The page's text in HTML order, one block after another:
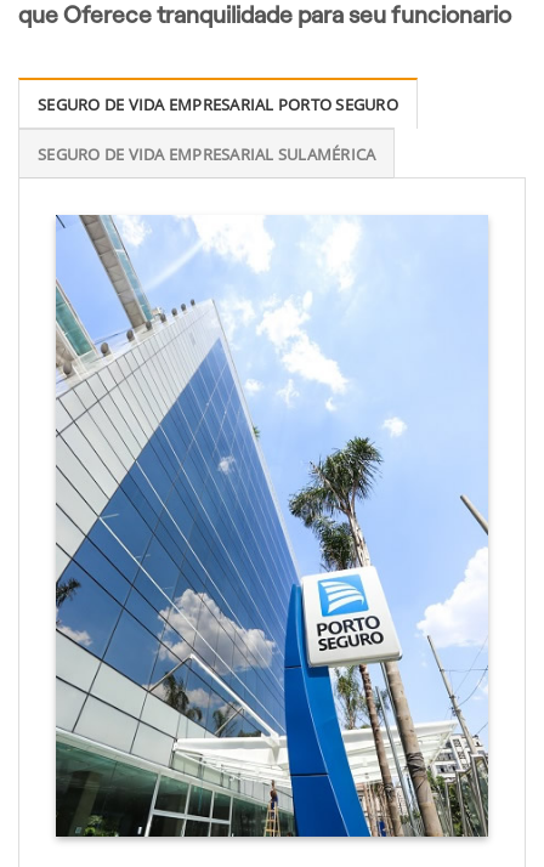
que Oferece tranquilidade para seu funcionario
SEGURO DE VIDA EMPRESARIAL PORTO SEGURO
SEGURO DE VIDA EMPRESARIAL SULAMÉRICA